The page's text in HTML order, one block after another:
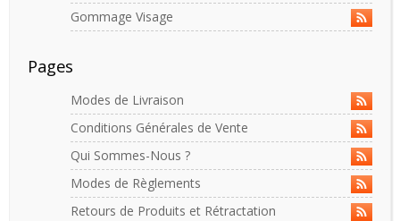
Gommage Visage
Pages
Modes de Livraison
Conditions Générales de Vente
Qui Sommes-Nous ?
Modes de Règlements
Retours de Produits et Rétractation